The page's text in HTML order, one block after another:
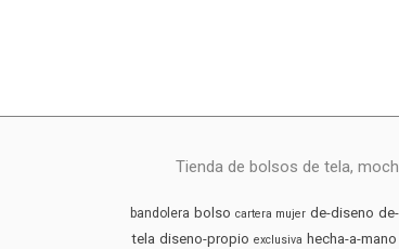
Tienda de bolsos de tela,
bandolera bolso cartera mujer de-diseno de-
tela diseno-propio exclusiva hecha-a-mano